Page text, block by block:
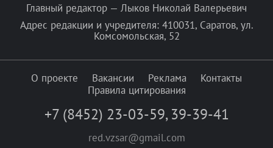
Главный редактор — Лыков Николай Валерьевич
Адрес редакции и учредителя: 410031, Саратов, ул.
Комсомольская, 52
О проекте Вакансии Реклама
Контакты
Правила цитирования
+7 (8452) 23-03-59, 39-39-41
red.vzsar@gmail.com